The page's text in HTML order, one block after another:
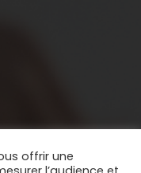
offrir une